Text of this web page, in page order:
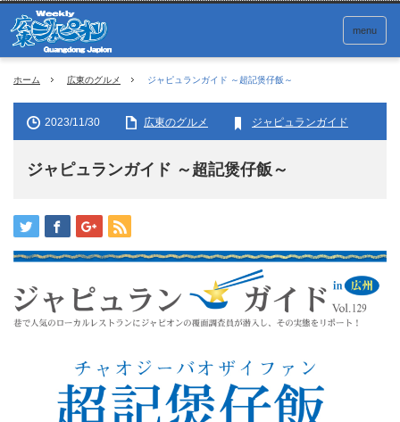
menu
ホーム 広東のグルメ ジャピュランガイド ～超記煲仔飯～
2023/11/30 広東のグルメ ジャピュランガイド
ジャピュランガイド ～超記煲仔飯～